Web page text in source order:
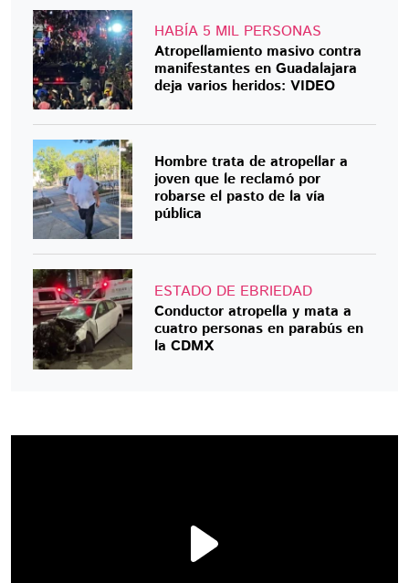
HABÍA 5 MIL PERSONAS
Atropellamiento masivo contra
manifestantes en Guadalajara
deja varios heridos: VIDEO
Hombre trata de atropellar a
joven que le reclamó por
robarse el pasto de la vía
pública
ESTADO DE EBRIEDAD
Conductor atropella y mata a
cuatro personas en parabús en
la CDMX